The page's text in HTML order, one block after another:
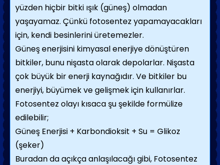
yüzden hiçbir bitki ışık (güneş) olmadan
yaşayamaz. Çünkü fotosentez yapamayacakları
için, kendi besinlerini üretemezler.
Güneş enerjisini kimyasal enerjiye dönüştüren
bitkiler, bunu nişasta olarak depolarlar. Nişasta
çok büyük bir enerji kaynağıdır. Ve bitkiler bu
enerjiyi, büyümek ve gelişmek için kullanırlar.
Fotosentez olayı kısaca şu şekilde formülize
edilebilir;
Güneş Enerjisi + Karbondioksit + Su = Glikoz
(şeker)
Buradan da açıkça anlaşılacağı gibi, Fotosentez